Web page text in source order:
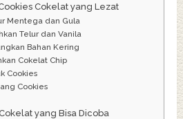
Cokelat yang Lezat
Mentega dan Gula
Telur dan Vanila
Bahan Kering
Cokelat Chip
Cookies
Cookies
yang Bisa Dicoba